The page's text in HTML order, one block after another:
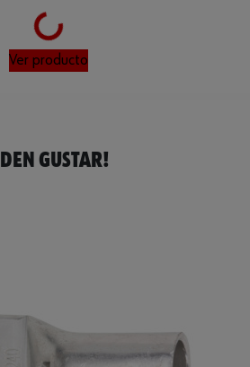
Loading...
Ver producto
GUSTAR!